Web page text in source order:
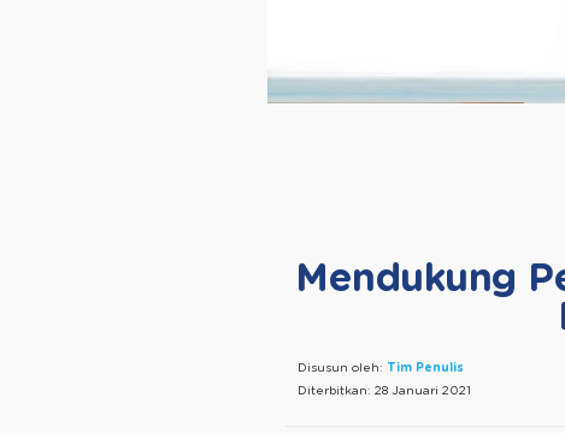
Mendukung
Disusun oleh: Tim Penulis
Diterbitkan: 28 Januari 2021